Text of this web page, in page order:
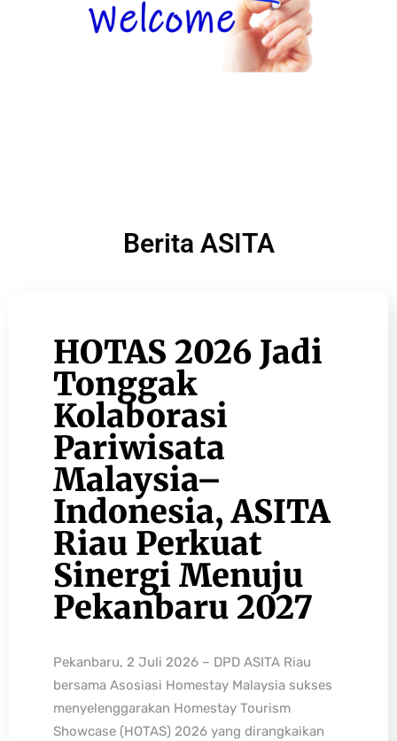
Berita ASITA
HOTAS 2026 Jadi
Tonggak
Kolaborasi
Pariwisata
Malaysia–
Indonesia, ASITA
Riau Perkuat
Sinergi Menuju
Pekanbaru 2027
Pekanbaru, 2 Juli 2026 – DPD ASITA Riau
bersama Asosiasi Homestay Malaysia sukses
menyelenggarakan Homestay Tourism
Showcase (HOTAS) 2026 yang dirangkaikan